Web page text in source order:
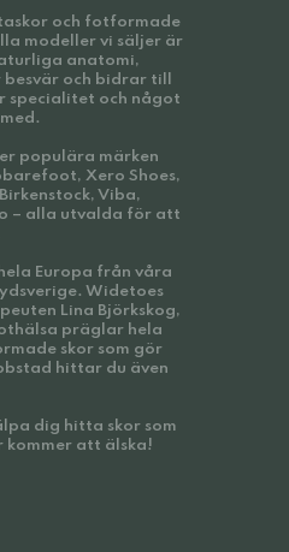
och fotformade
modeller vi säljer är
anatomi,
och bidrar till
specialitet och något
populära märken
Xero Shoes,
Viba,
– alla utvalda för att
Europa från våra
Widetoes
Lina Björkskog,
präglar hela
skor som gör
hittar du även
dig hitta skor som
kommer att älska!